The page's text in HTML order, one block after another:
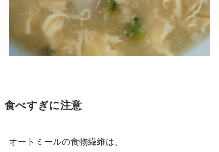
食べすぎに注意
オートミールの食物繊維は、